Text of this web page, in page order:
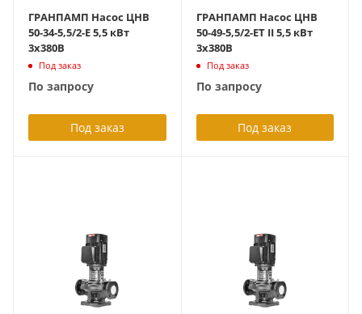
ГРАНПАМП Насос ЦНВ
50-34-5,5/2-E 5,5 кВт
3х380В
Под заказ
По запросу
Под заказ
ГРАНПАМП Насос ЦНВ
50-49-5,5/2-ET II 5,5 кВт
3х380В
Под заказ
По запросу
Под заказ